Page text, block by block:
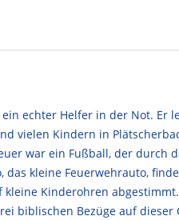
echter Helfer in der Not. Er
vielen Kindern in
war ein Fußball, der durch
kleine Feuerwehrauto,
Kinderohren
biblischen Bezüge auf dieser